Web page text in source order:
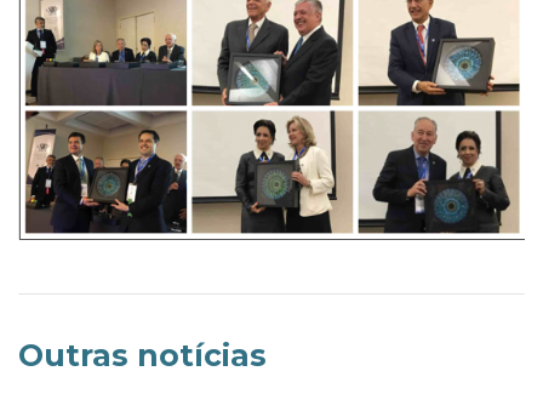
Outras notícias